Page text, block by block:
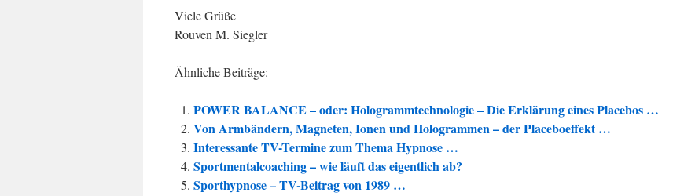
Viele Grüße
Rouven M. Siegler
Ähnliche Beiträge:
POWER BALANCE – oder: Hologrammtechnologie – Die Erklärung eines Placebos …
Von Armbändern, Magneten, Ionen und Hologrammen – der Placeboeffekt …
Interessante TV-Termine zum Thema Hypnose …
Sportmentalcoaching – wie läuft das eigentlich ab?
Sporthypnose – TV-Beitrag von 1989 …